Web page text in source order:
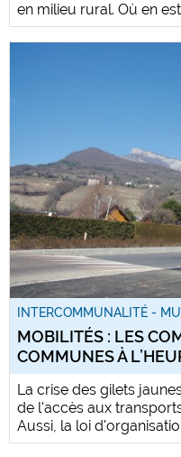
en milieu rural. Où en
INTERCOMMUNALITÉ -
MOBILITÉS : LES
COMMUNES À
La crise des gilets
de l'accès aux
Aussi, la loi